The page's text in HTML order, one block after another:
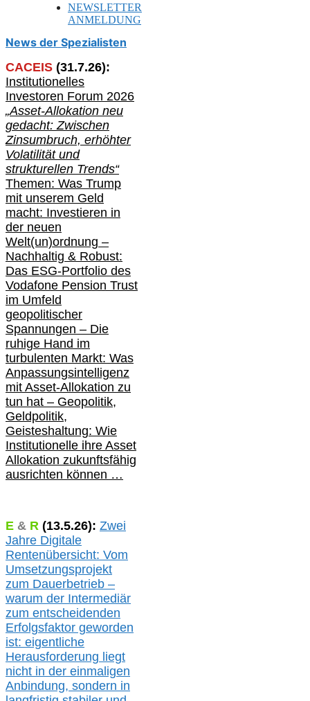
NEWSLETTER
ANMELDUNG
News der Spezialisten
CACEIS (31.7.26):
Institutionelles
Investoren Forum 2026
„Asset-Allokation neu
gedacht: Zwischen
Zinsumbruch, erhöhter
Volatilität und
strukturellen Trends“
Themen: Was Trump
mit unserem Geld
macht: Investieren in
der neuen
Welt(un)ordnung –
Nachhaltig & Robust:
Das ESG-Portfolio des
Vodafone Pension Trust
im Umfeld
geopolitischer
Spannungen – Die
ruhige Hand im
turbulenten Markt: Was
Anpassungsintelligenz
mit Asset-Allokation zu
tun hat – Geopolitik,
Geldpolitik,
Geisteshaltung: Wie
Institutionelle ihre Asset
Allokation zukunftsfähig
ausrichten können …
E & R (13.5.26): Zwei
Jahre Digitale
Rentenübersicht: Vom
Umsetzungsprojekt
zum Dauerbetrieb –
warum der Intermediär
zum entscheidenden
Erfolgsfaktor geworden
ist: eigentliche
Herausforderung liegt
nicht in der einmaligen
Anbindung, sondern in